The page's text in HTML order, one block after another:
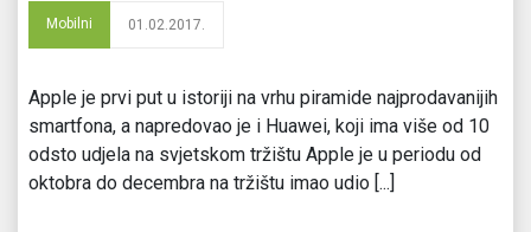
Mobilni 01.02.2017.
Apple je prvi put u istoriji na vrhu piramide najprodavanijih
smartfona, a napredovao je i Huawei, koji ima više od 10
odsto udjela na svjetskom tržištu Apple je u periodu od
oktobra do decembra na tržištu imao udio [...]